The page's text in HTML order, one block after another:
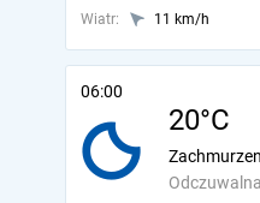
Wiatr:
11 km/h
06:00
20°C
Odczuwalna